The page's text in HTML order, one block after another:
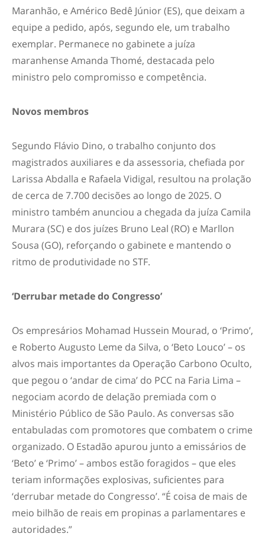
Maranhão, e Américo Bedê Júnior (ES), que deixam a
equipe a pedido, após, segundo ele, um trabalho
exemplar. Permanece no gabinete a juíza
maranhense Amanda Thomé, destacada pelo
ministro pelo compromisso e competência.
Novos membros
Segundo Flávio Dino, o trabalho conjunto dos
magistrados auxiliares e da assessoria, chefiada por
Larissa Abdalla e Rafaela Vidigal, resultou na prolação
de cerca de 7.700 decisões ao longo de 2025. O
ministro também anunciou a chegada da juíza Camila
Murara (SC) e dos juízes Bruno Leal (RO) e Marllon
Sousa (GO), reforçando o gabinete e mantendo o
ritmo de produtividade no STF.
‘Derrubar metade do Congresso’
Os empresários Mohamad Hussein Mourad, o ‘Primo’,
e Roberto Augusto Leme da Silva, o ‘Beto Louco’ – os
alvos mais importantes da Operação Carbono Oculto,
que pegou o ‘andar de cima’ do PCC na Faria Lima –
negociam acordo de delação premiada com o
Ministério Público de São Paulo. As conversas são
entabuladas com promotores que combatem o crime
organizado. O Estadão apurou junto a emissários de
‘Beto’ e ‘Primo’ – ambos estão foragidos – que eles
teriam informações explosivas, suficientes para
‘derrubar metade do Congresso’. “É coisa de mais de
meio bilhão de reais em propinas a parlamentares e
autoridades.”